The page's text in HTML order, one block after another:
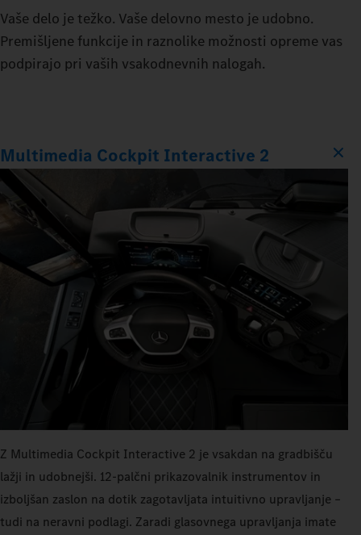
Vaše delo je težko. Vaše delovno mesto je udobno.
Premišljene funkcije in raznolike možnosti opreme vas
podpirajo pri vaših vsakodnevnih nalogah.
Multimedia Cockpit Interactive 2
Z Multimedia Cockpit Interactive 2 je vsakdan na gradbišču
lažji in udobnejši. 12‑palčni prikazovalnik instrumentov in
izboljšan zaslon na dotik zagotavljata intuitivno upravljanje –
tudi na neravni podlagi. Zaradi glasovnega upravljanja imate